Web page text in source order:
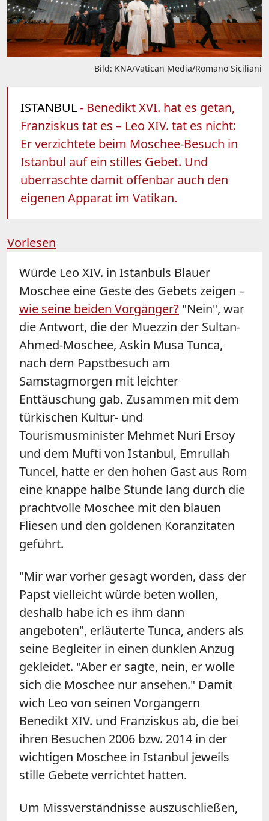
Bild: KNA/Vatican Media/Romano Siciliani
ISTANBUL- Benedikt XVI. hat es getan,
Franziskus tat es – Leo XIV. tat es nicht:
Er verzichtete beim Moschee-Besuch in
Istanbul auf ein stilles Gebet. Und
überraschte damit offenbar auch den
eigenen Apparat im Vatikan.
Vorlesen
Würde Leo XIV. in Istanbuls Blauer
Moschee eine Geste des Gebets zeigen –
wie seine beiden Vorgänger? "Nein", war
die Antwort, die der Muezzin der Sultan-
Ahmed-Moschee, Askin Musa Tunca,
nach dem Papstbesuch am
Samstagmorgen mit leichter
Enttäuschung gab. Zusammen mit dem
türkischen Kultur- und
Tourismusminister Mehmet Nuri Ersoy
und dem Mufti von Istanbul, Emrullah
Tuncel, hatte er den hohen Gast aus Rom
eine knappe halbe Stunde lang durch die
prachtvolle Moschee mit den blauen
Fliesen und den goldenen Koranzitaten
geführt.
"Mir war vorher gesagt worden, dass der
Papst vielleicht würde beten wollen,
deshalb habe ich es ihm dann
angeboten", erläuterte Tunca, anders als
seine Begleiter in einen dunklen Anzug
gekleidet. "Aber er sagte, nein, er wolle
sich die Moschee nur ansehen." Damit
wich Leo von seinen Vorgängern
Benedikt XIV. und Franziskus ab, die bei
ihren Besuchen 2006 bzw. 2014 in der
wichtigen Moschee in Istanbul jeweils
stille Gebete verrichtet hatten.
Um Missverständnisse auszuschließen,